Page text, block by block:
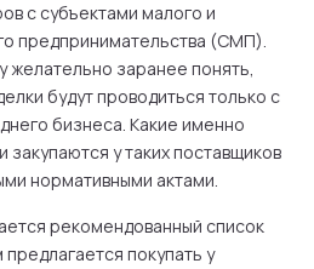
с субъектами малого и
предпринимательства (СМП).
желательно заранее понять,
будут проводиться только с
бизнеса. Какие именно
закупаются у таких поставщиков
нормативными актами.
рекомендованный список
покупать у